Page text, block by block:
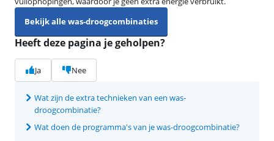
Bekijk alle was-droogcombinaties
Heeft deze pagina je geholpen?
Ja Nee
Wat zijn de extra technieken van een was-
droogcombinatie?
Wat doen de programma's van je was-droogcombinatie?